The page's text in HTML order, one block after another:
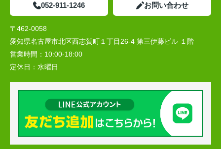
052-911-1246 お問い合わせ
〒462-0058
愛知県名古屋市北区西志賀町１丁目26-4 第三伊藤ビル １階
営業時間： 10:00‐18:00
定休日： 水曜日